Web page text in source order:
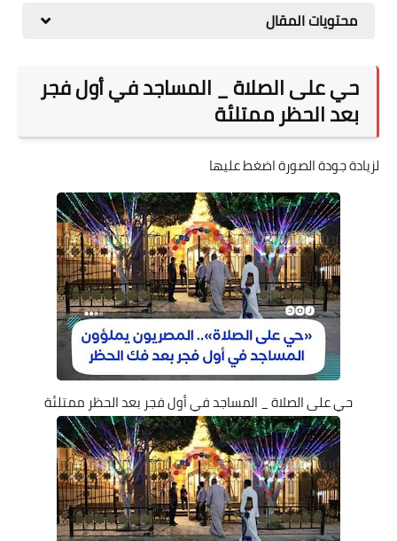
صحة
محتويات المقال
حي على الصلاة _ المساجد في أول فجر
بعد الحظر ممتلئة
لزيادة جودة الصورة اضغط عليها
حي على الصلاة _ المساجد في أول فجر بعد الحظر ممتلئة